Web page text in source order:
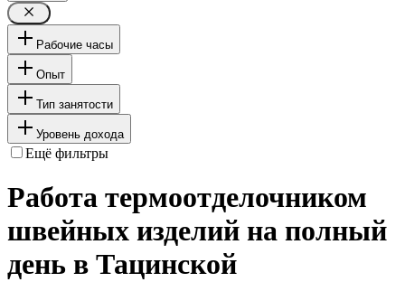
Рабочие часы
Опыт
Тип занятости
Уровень дохода
Ещё фильтры
Работа термоотделочником
швейных изделий на полный
день в Тацинской